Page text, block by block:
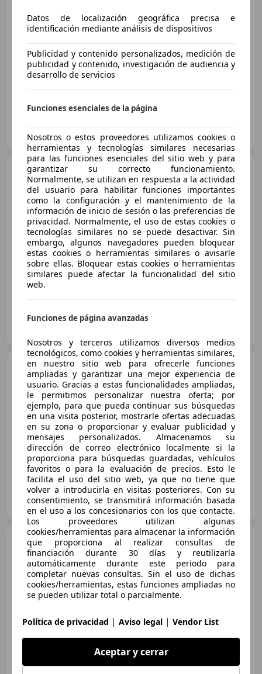
€ 17.899
- (Año) - km Gasolina 74 kW (101 CV)
ES-28823 Coslada
Fiat Grande Panda 1.2 La
Prima 74KW
€ 19.799
Sincomparación
- (Año) - km Gasolina 74 kW (101 CV)
Fiat Coslada A534
Fiat Grande Panda1.2
MHEV Icon 81KW
€ 18.699
Sincomparación
- (Año) - km Gasolina 81 kW (110 CV)
Fiat Coslada A534
ES-28823 Coslada
Fiat Grande Panda
1.2
Icon 74KW
€ 17.990
Datos de localización geográfica precisa e
identificación mediante análisis de dispositivos
Publicidad y contenido personalizados, medición de
publicidad y contenido, investigación de audiencia y
desarrollo de servicios
Funciones esenciales de la página
Nosotros o estos proveedores utilizamos cookies o
herramientas y tecnologías similares necesarias
para las funciones esenciales del sitio web y para
garantizar su correcto funcionamiento.
Normalmente, se utilizan en respuesta a la actividad
del usuario para habilitar funciones importantes
como la configuración y el mantenimiento de la
información de inicio de sesión o las preferencias de
privacidad. Normalmente, el uso de estas cookies o
tecnologías similares no se puede desactivar. Sin
embargo, algunos navegadores pueden bloquear
estas cookies o herramientas similares o avisarle
sobre ellas. Bloquear estas cookies o herramientas
similares puede afectar la funcionalidad del sitio
web.
Funciones de página avanzadas
Nosotros y terceros utilizamos diversos medios
tecnológicos, como cookies y herramientas similares,
en nuestro sitio web para ofrecerle funciones
ampliadas y garantizar una mejor experiencia de
usuario. Gracias a estas funcionalidades ampliadas,
le permitimos personalizar nuestra oferta; por
ejemplo, para que pueda continuar sus búsquedas
en una visita posterior, mostrarle ofertas adecuadas
en su zona o proporcionar y evaluar publicidad y
mensajes personalizados. Almacenamos su
dirección de correo electrónico localmente si la
proporciona para búsquedas guardadas, vehículos
favoritos o para la evaluación de precios. Esto le
facilita el uso del sitio web, ya que no tiene que
volver a introducirla en visitas posteriores. Con su
consentimiento, se transmitirá información basada
en el uso a los concesionarios con los que contacte.
Los proveedores utilizan algunas
cookies/herramientas para almacenar la información
que proporciona al realizar consultas de
financiación durante 30 días y reutilizarla
automáticamente durante este periodo para
completar nuevas consultas. Sin el uso de dichas
cookies/herramientas, estas funciones ampliadas no
se pueden utilizar total o parcialmente.
Política de privacidad | Aviso legal | Vendor List
Aceptar y cerrar